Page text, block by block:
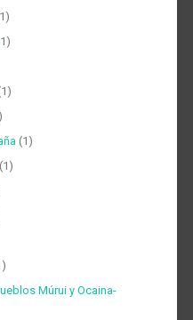
(1)
Múrui y Ocaina-